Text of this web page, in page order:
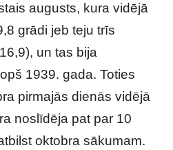
augusts, kura vidējā
grādi jeb teju trīs
un tas bija
1939. gada. Toties
pirmajās dienās vidējā
noslīdēja pat par 10
oktobra sākumam.